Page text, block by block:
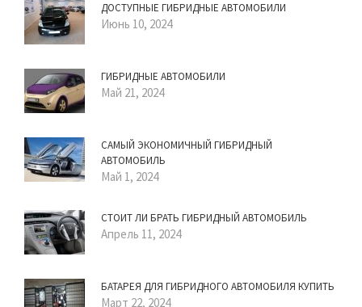
ДОСТУПНЫЕ ГИБРИДНЫЕ АВТОМОБИЛИ
Июнь 10, 2024
ГИБРИДНЫЕ АВТОМОБИЛИ
Май 21, 2024
САМЫЙ ЭКОНОМИЧНЫЙ ГИБРИДНЫЙ
АВТОМОБИЛЬ
Май 1, 2024
СТОИТ ЛИ БРАТЬ ГИБРИДНЫЙ АВТОМОБИЛЬ
Апрель 11, 2024
БАТАРЕЯ ДЛЯ ГИБРИДНОГО АВТОМОБИЛЯ КУПИТЬ
Март 22, 2024